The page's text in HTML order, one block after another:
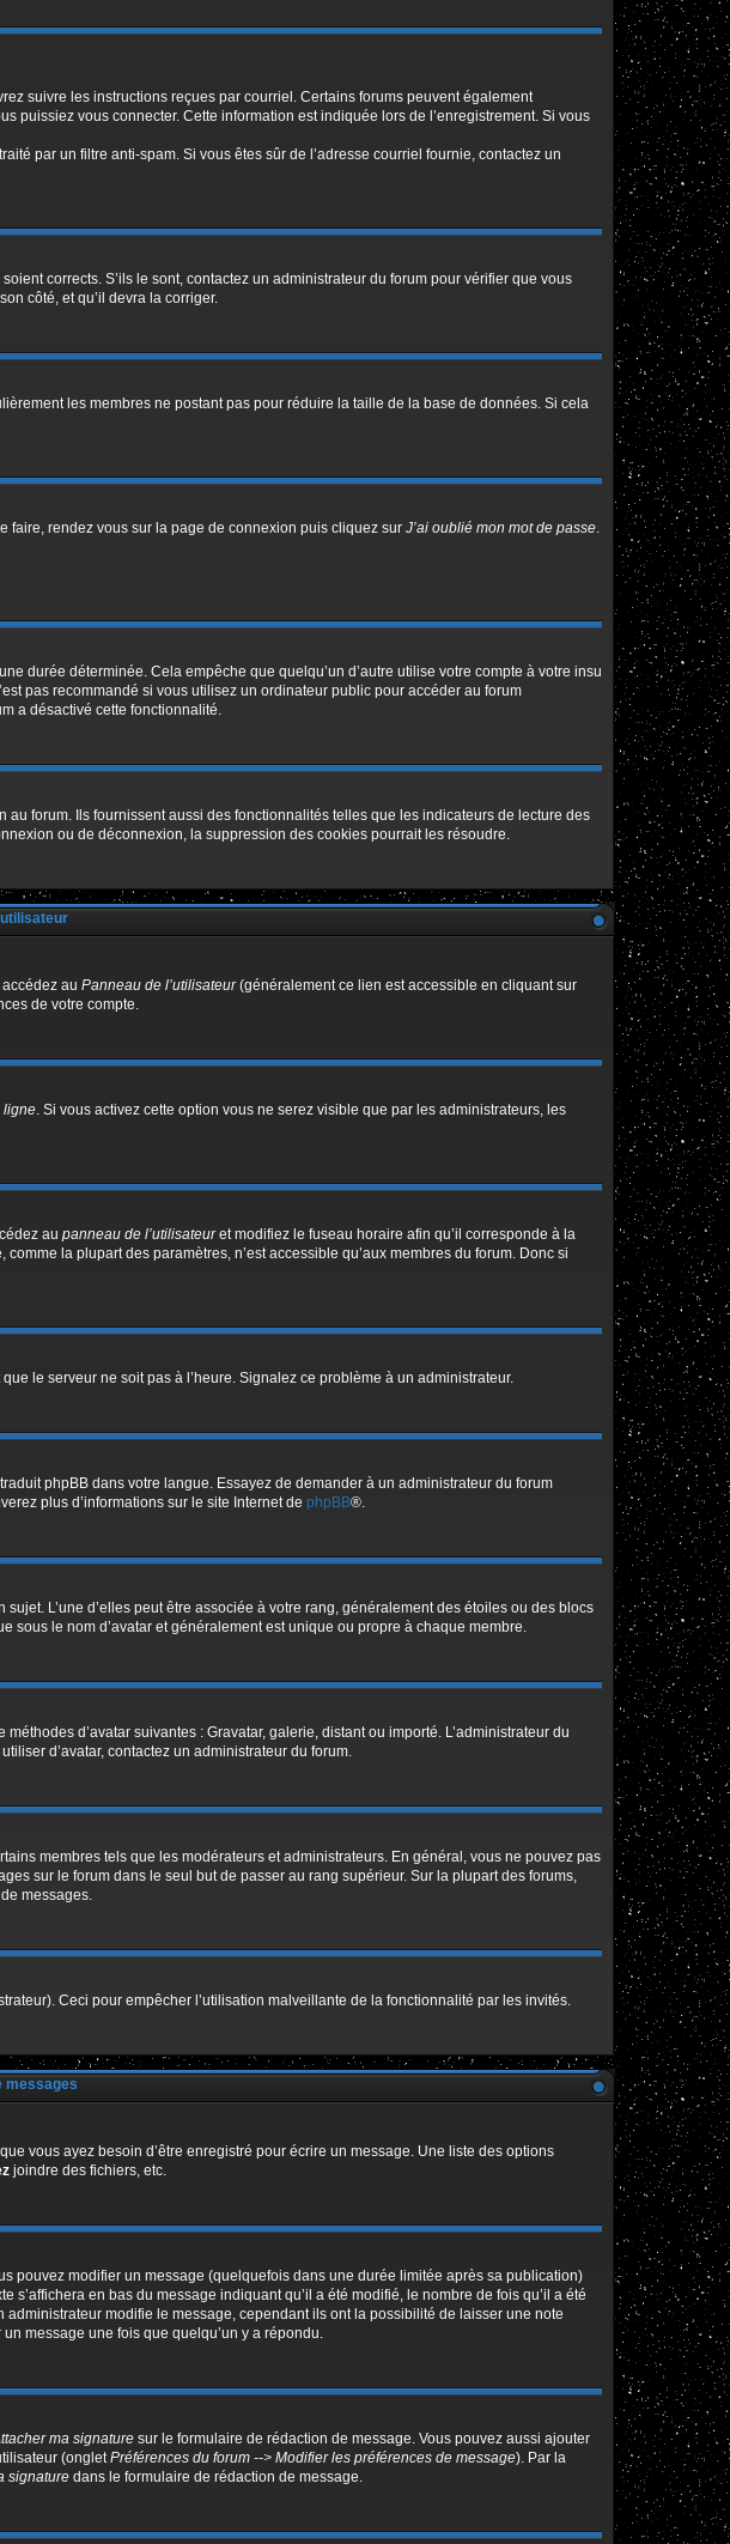
suivre les instructions reçues par courriel. Certains forums peuvent également
puissiez vous connecter. Cette information est indiquée lors de l’enregistrement. Si vous
par un filtre anti-spam. Si vous êtes sûr de l’adresse courriel fournie, contactez un
corrects. S’ils le sont, contactez un administrateur du forum pour vérifier que vous
côté, et qu’il devra la corriger.
les membres ne postant pas pour réduire la taille de la base de données. Si cela
faire, rendez vous sur la page de connexion puis cliquez sur J’ai oublié mon mot de passe.
durée déterminée. Cela empêche que quelqu’un d’autre utilise votre compte à votre insu
pas recommandé si vous utilisez un ordinateur public pour accéder au forum
a désactivé cette fonctionnalité.
forum. Ils fournissent aussi des fonctionnalités telles que les indicateurs de lecture des
ou de déconnexion, la suppression des cookies pourrait les résoudre.
au Panneau de l’utilisateur(généralement ce lien est accessible en cliquant sur
de votre compte.
ligne. Si vous activez cette option vous ne serez visible que par les administrateurs, les
au panneau de l’utilisateuret modifiez le fuseau horaire afin qu’il corresponde à la
la plupart des paramètres, n’est accessible qu’aux membres du forum. Donc si
le serveur ne soit pas à l’heure. Signalez ce problème à un administrateur.
phpBB dans votre langue. Essayez de demander à un administrateur du forum
plus d’informations sur le site Internet de phpBB®.
L’une d’elles peut être associée à votre rang, généralement des étoiles ou des blocs
sous le nom d’avatar et généralement est unique ou propre à chaque membre.
d’avatar suivantes : Gravatar, galerie, distant ou importé. L’administrateur du
d’avatar, contactez un administrateur du forum.
membres tels que les modérateurs et administrateurs. En général, vous ne pouvez pas
sur le forum dans le seul but de passer au rang supérieur. Sur la plupart des forums,
messages.
Ceci pour empêcher l’utilisation malveillante de la fonctionnalité par les invités.
messages
vous ayez besoin d’être enregistré pour écrire un message. Une liste des options
joindre des fichiers, etc.
pouvez modifier un message (quelquefois dans une durée limitée après sa publication)
en bas du message indiquant qu’il a été modifié, le nombre de fois qu’il a été
modifie le message, cependant ils ont la possibilité de laisser une note
message une fois que quelqu’un y a répondu.
ma signature sur le formulaire de rédaction de message. Vous pouvez aussi ajouter
(ongletPréférences du forum --> Modifier les préférences de message). Par la
signature dans le formulaire de rédaction de message.